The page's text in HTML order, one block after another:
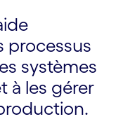
processus
systèmes
à les gérer